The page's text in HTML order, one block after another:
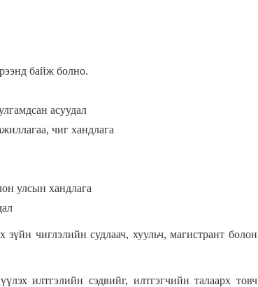
байж болно.
асуудал
чиг хандлага
улсын хандлага
чиглэлийн судлаач, хуульч, магистрант болон
илтгэлийн сэдвийг, илтгэгчийн талаарх товч